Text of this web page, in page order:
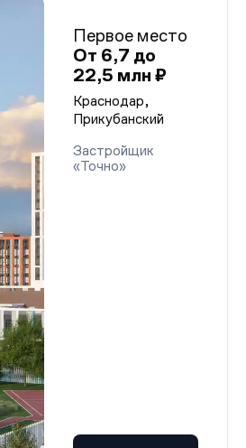
Первое место
От 6,7 до
22,5 млн ₽
Краснодар,
Прикубанский
Застройщик
«Точно»